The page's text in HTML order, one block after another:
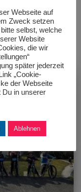
Webseite auf
Zweck setzen
selbst, welche
Website
die wir
später jederzeit
„Cookie-
der Webseite
Du in unserer
Ablehnen